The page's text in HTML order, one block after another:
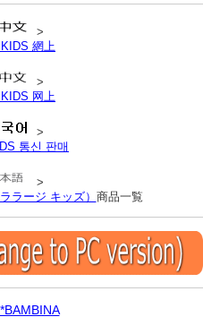
>
網上
>
网上
>
통신 판매
>
ラージ キッズ） 商品一覧